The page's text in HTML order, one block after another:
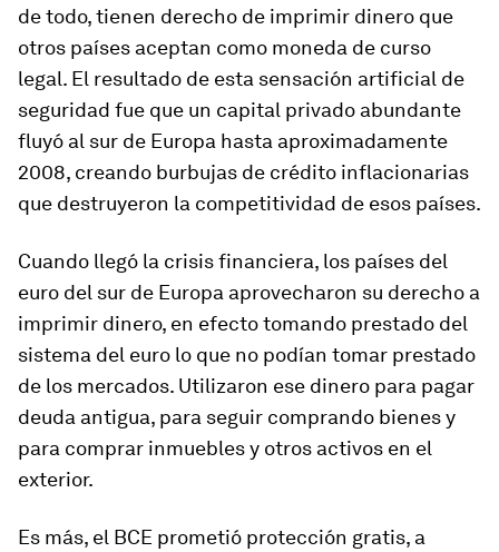
de todo, tienen derecho de imprimir dinero que
otros países aceptan como moneda de curso
legal. El resultado de esta sensación artificial de
seguridad fue que un capital privado abundante
fluyó al sur de Europa hasta aproximadamente
2008, creando burbujas de crédito inflacionarias
que destruyeron la competitividad de esos países.
Cuando llegó la crisis financiera, los países del
euro del sur de Europa aprovecharon su derecho a
imprimir dinero, en efecto tomando prestado del
sistema del euro lo que no podían tomar prestado
de los mercados. Utilizaron ese dinero para pagar
deuda antigua, para seguir comprando bienes y
para comprar inmuebles y otros activos en el
exterior.
Es más, el BCE prometió protección gratis, a